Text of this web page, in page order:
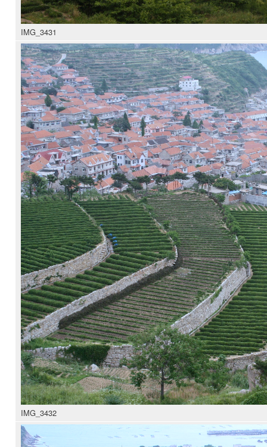
IMG_3431
IMG_3432